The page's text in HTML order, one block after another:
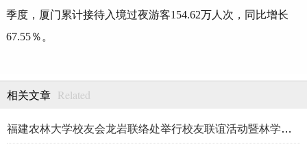
季度，厦门累计接待入境过夜游客154.62万人次，同比增长
67.55％。
相关文章 Related
福建农林大学校友会龙岩联络处举行校友联谊活动暨林学、生物医药